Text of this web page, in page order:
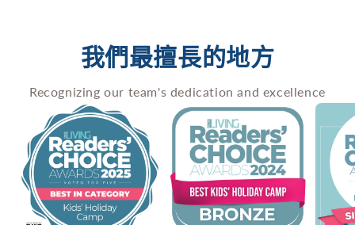
我們最擅長的地方
Recognizing our team's dedication and excellence